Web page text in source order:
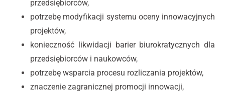
przedsiębiorców,
potrzebę modyfikacji systemu oceny innowacyjnych
projektów,
konieczność likwidacji barier biurokratycznych dla
przedsiębiorców i naukowców,
potrzebę wsparcia procesu rozliczania projektów,
znaczenie zagranicznej promocji innowacji,